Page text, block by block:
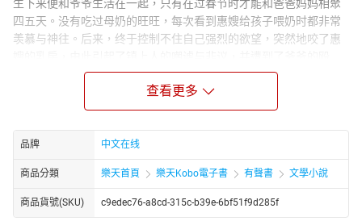
生下来便和爷爷生活在一起，只有在过春节时才能和爸爸妈妈相聚
四五天。没有吃过母奶的旺旺，每次看到惠嫂给孩子喂奶时都非常
羡慕与神往。后来，终于控制不住自己强烈的欲望，突然地咬了惠
打。应该说，旺旺在物质生活上并不贫困，他吃着各种丰富的营养
品，长得结实健壮，可谓是名副其实的“旺旺”。然而，可悲的是在心
灵情感上却极其荒芜与匾乏，几乎没有得到过母爱的呵护与滋润。
春节期间，旺旺刚开始熟悉和喜欢陌生的爸爸妈妈，却又在他睡觉
时扬帆起航，消失得无影无踪。当旺旺赶到河边时，“旺旺的瞳孔里
头只剩下一颗冬天的太阳，一汪冬天的水。”
查看更多
品牌 中文在线
商品分類 樂天首頁 樂天Kobo電子書 有聲書 文學小說
商品貨號(SKU) c9edec76-a8cd-315c-b39e-6bf51f9d285f